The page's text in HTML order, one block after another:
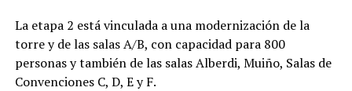
La etapa 2 está vinculada a una modernización de la
torre y de las salas A/B, con capacidad para 800
personas y también de las salas Alberdi, Muiño, Salas de
Convenciones C, D, E y F.